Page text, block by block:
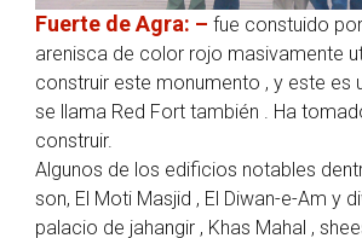
Fuerte de Agra: – fue constuido
arenisca de color rojo masivamente
construir este monumento , y este es
se llama Red Fort también . Ha
construir.
Algunos de los edificios notables
son, El Moti Masjid , El Diwan-e-Am y
palacio de jahangir , Khas Mahal ,